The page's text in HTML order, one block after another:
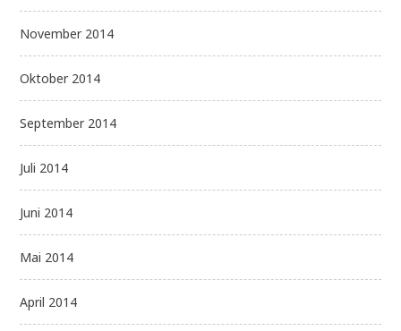
November 2014
Oktober 2014
September 2014
Juli 2014
Juni 2014
Mai 2014
April 2014